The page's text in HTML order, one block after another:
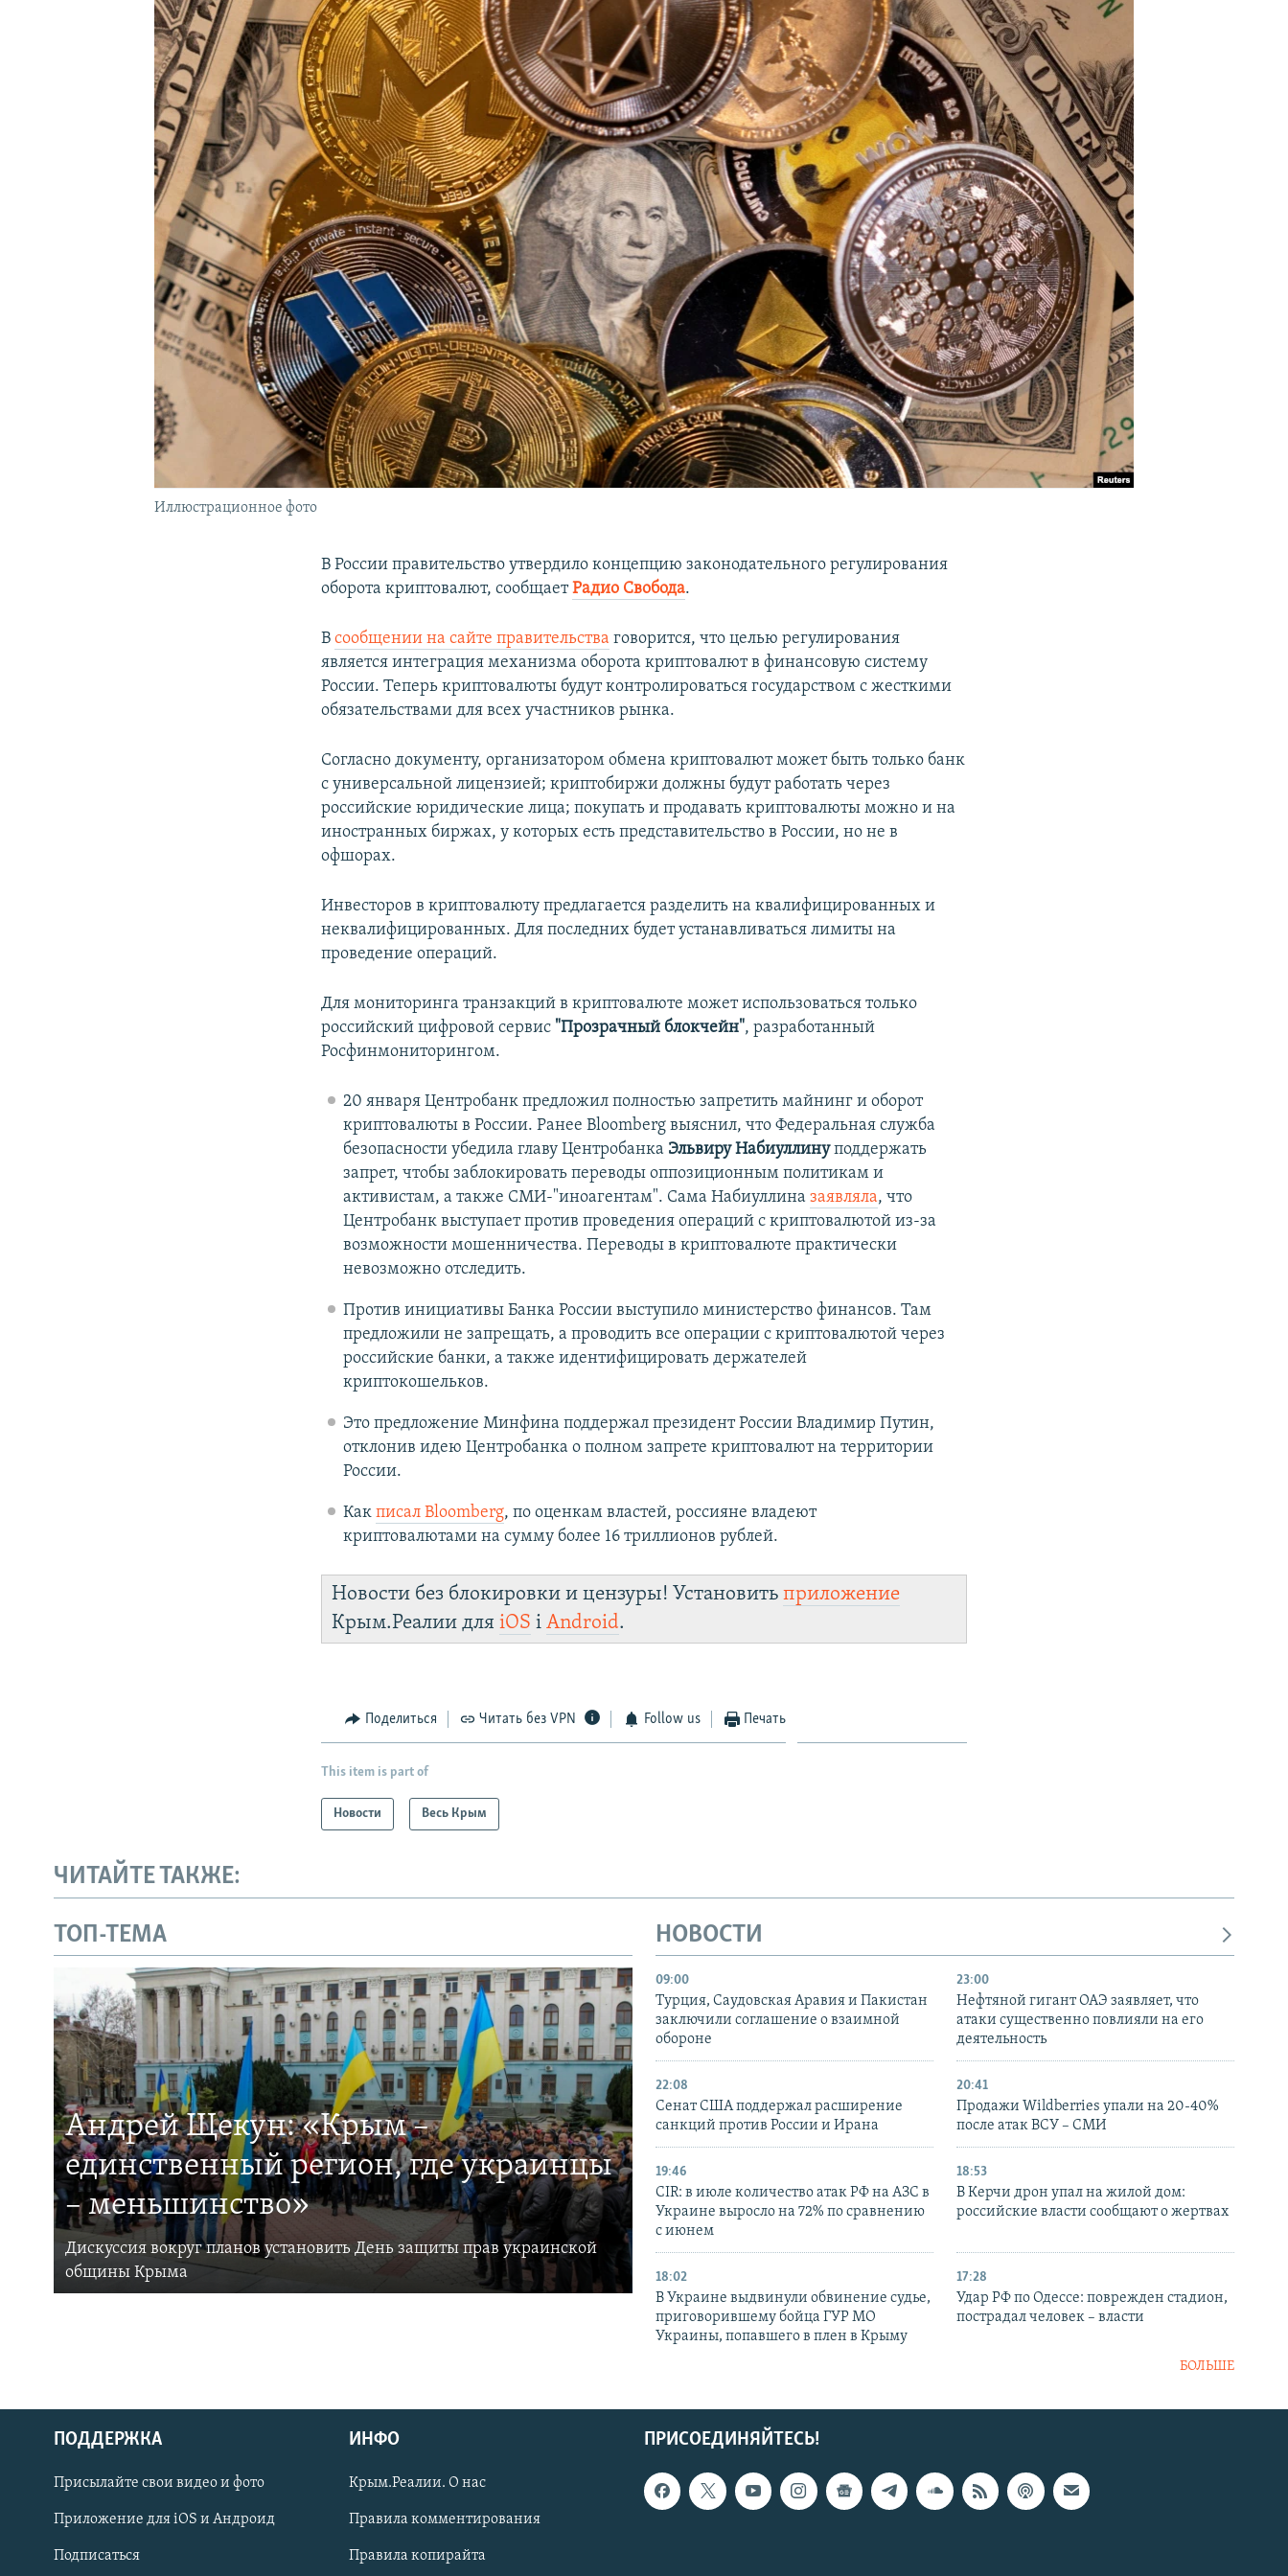
КРЫМ.НЕПОКОРЕННЫЙ
УКРАИНСКАЯ ПРОБЛЕМА КРЫМА
Українською
Qırımtatar
ПРИСОЕДИНЯЙТЕСЬ!
Иллюстрационное фото
В России правительство утвердило концепцию законодательного регулирования
оборота криптовалют, сообщаетРадио Свобода.
Всообщении на сайте правительства говорится, что целью регулирования
является интеграция механизма оборота криптовалют в финансовую систему
России. Теперь криптовалюты будут контролироваться государством с жесткими
обязательствами для всех участников рынка.
Согласно документу, организатором обмена криптовалют может быть только банк
с универсальной лицензией; криптобиржи должны будут работать через
российские юридические лица; покупать и продавать криптовалюты можно и на
иностранных биржах, у которых есть представительство в России, но не в
офшорах.
Инвесторов в криптовалюту предлагается разделить на квалифицированных и
неквалифицированных. Для последних будет устанавливаться лимиты на
проведение операций.
Для мониторинга транзакций в криптовалюте может использоваться только
российский цифровой сервис "Прозрачный блокчейн", разработанный
Росфинмониторингом.
20 января Центробанк предложил полностью запретить майнинг и оборот
криптовалюты в России. Ранее Bloomberg выяснил, что Федеральная служба
безопасности убедила главу Центробанка Эльвиру Набиуллинуподдержать
запрет, чтобы заблокировать переводы оппозиционным политикам и
активистам, а также СМИ-"иноагентам". Сама Набиуллина заявляла, что
Центробанк выступает против проведения операций с криптовалютой из-за
возможности мошенничества. Переводы в криптовалюте практически
невозможно отследить.
Против инициативы Банка России выступило министерство финансов. Там
предложили не запрещать, а проводить все операции с криптовалютой через
российские банки, а также идентифицировать держателей
криптокошельков.
Это предложение Минфина поддержал президент России Владимир Путин,
отклонив идею Центробанка о полном запрете криптовалют на территории
России.
Как писал Bloomberg, по оценкам властей, россияне владеют
криптовалютами на сумму более 16 триллионов рублей.
Новости без блокировки и цензуры! Установитьприложение
Крым.Реалии дляiOS іAndroid.
Поделиться Читать без VPN Follow us Печать
This item is part of
Новости Весь Крым
ЧИТАЙТЕ ТАКЖЕ:
ТОП-ТЕМА
Андрей Щекун: «Крым –
единственный регион, где украинцы
– меньшинство»
Дискуссия вокруг планов установить День защиты прав украинской
общины Крыма
НОВОСТИ
09:00
Турция, Саудовская Аравия и Пакистан
заключили соглашение о взаимной
обороне
23:00
Нефтяной гигант ОАЭ заявляет, что
атаки существенно повлияли на его
деятельность
22:08
Сенат США поддержал расширение
санкций против России и Ирана
20:41
Продажи Wildberries упали на 20-40%
после атак ВСУ – СМИ
19:46
CIR: в июле количество атак РФ на АЗС в
Украине выросло на 72% по сравнению
с июнем
18:53
В Керчи дрон упал на жилой дом:
российские власти сообщают о жертвах
18:02
В Украине выдвинули обвинение судье,
приговорившему бойца ГУР МО
Украины, попавшего в плен в Крыму
17:28
Удар РФ по Одессе: поврежден стадион,
пострадал человек – власти
БОЛЬШЕ
ПРИСОЕДИНЯЙТЕСЬ!
ПОДДЕРЖКА
Присылайте свои видео и фото
Приложение для iOS и Андроид
Подписаться
ИНФО
Крым.Реалии. О нас
Правила комментирования
Правила копирайта